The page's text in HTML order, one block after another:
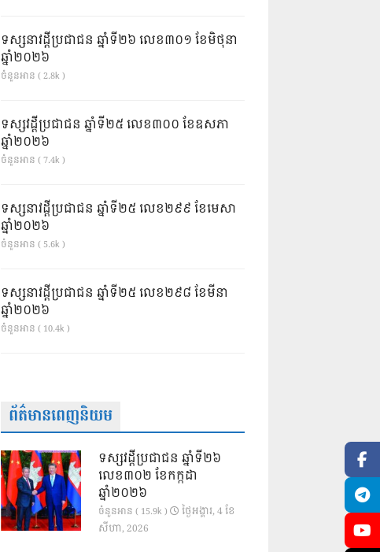
ទស្សនាវដ្ដីប្រជាជន ឆ្នាំទី២៦ លេខ៣០១ ខែមិថុនា
ឆ្នាំ២០២៦
ចំនួនអាន ( 2.8k )
ទស្សវដ្តីប្រជាជន ឆ្នាំទី២៥ លេខ៣០០ ខែឧសភា
ឆ្នាំ២០២៦
ចំនួនអាន ( 7.4k )
ទស្សនាវដ្ដីប្រជាជន ឆ្នាំទី២៥ លេខ២៩៩ ខែមេសា
ឆ្នាំ២០២៦
ចំនួនអាន ( 5.6k )
ទស្សនាវដ្ដីប្រជាជន ឆ្នាំទី២៥ លេខ២៩៨ ខែមីនា
ឆ្នាំ២០២៦
ចំនួនអាន ( 10.4k )
ព័ត៌មានពេញនិយម
ទស្សវដ្តីប្រជាជន ឆ្នាំទី២៦
លេខ៣០២ ខែកក្កដា
ឆ្នាំ២០២៦
ចំនួនអាន ( 15.9k )
ថ្ងៃ​អង្គារ, 4 ខែ​
សីហា, 2026